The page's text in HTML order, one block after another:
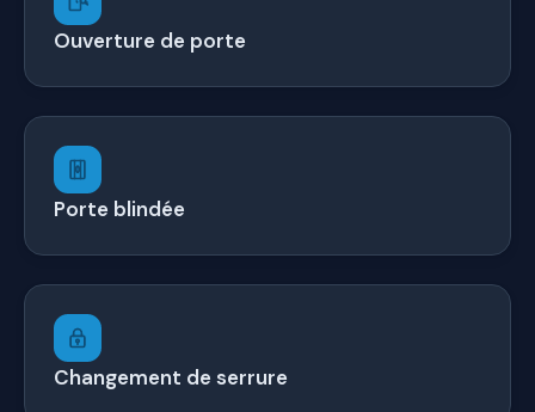
Ouverture de porte
Porte blindée
Changement de serrure